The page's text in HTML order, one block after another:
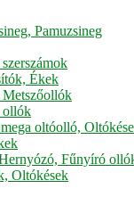
Pamuzsineg
Ékek
ollók
oltóolló,
Fűnyíró
Oltókések